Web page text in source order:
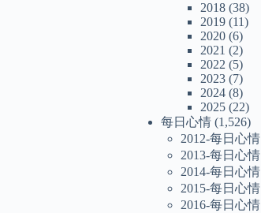
2018 (38)
2019 (11)
2020 (6)
2021 (2)
2022 (5)
2023 (7)
2024 (8)
2025 (22)
每日心情 (1,526)
2012-每日心情
2013-每日心情
2014-每日心情
2015-每日心情
2016-每日心情